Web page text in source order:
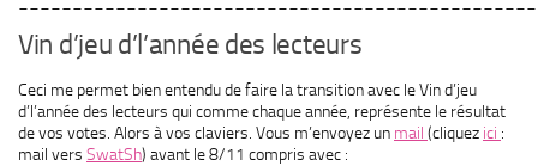
Vin d’jeu d’l’année des lecteurs
Ceci me permet bien entendu de faire la transition avec le Vin d’jeu
d’l’année des lecteurs qui comme chaque année, représente le résultat
de vos votes. Alors à vos claviers. Vous m’envoyez un mail (cliquez ici :
mail vers SwatSh) avant le 8/11 compris avec :